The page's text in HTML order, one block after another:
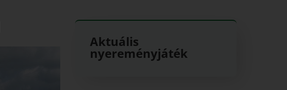
Aktuális
nyereményjáték